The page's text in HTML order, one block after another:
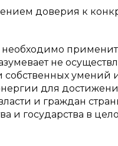
доверия к
не
умений
для
и граждан
и государства в